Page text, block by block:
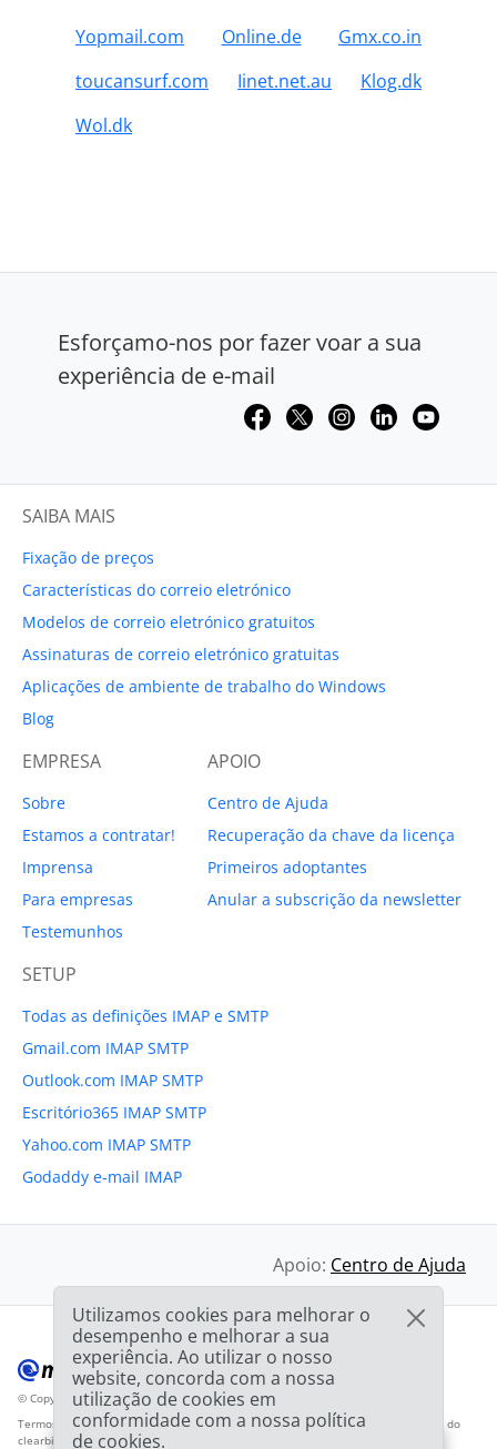
Yopmail.com Online.de
Gmx.co.in
toucansurf.com
Iinet.net.au
Klog.dk
Wol.dk
Esforçamo-nos por fazer voar a sua
experiência de e-mail
SAIBA MAIS
Fixação de preços
Características do correio eletrónico
Modelos de correio eletrónico gratuitos
Assinaturas de correio eletrónico gratuitas
Aplicações de ambiente de trabalho do Windows
Blog
EMPRESA
Sobre
Estamos a contratar!
Imprensa
Para empresas
Testemunhos
APOIO
Centro de Ajuda
Recuperação da chave da licença
Primeiros adoptantes
Anular a subscrição da newsletter
SETUP
Todas as definições IMAP e SMTP
Gmail.com IMAP SMTP
Outlook.com IMAP SMTP
Escritório365 IMAP SMTP
Yahoo.com IMAP SMTP
Godaddy e-mail IMAP
Apoio: Centro de Ajuda
© Copyright 2012-2026 Mailbird™Todos os direitos reservados.
Termos de Serviço Política de Privacidade Mapa do sítio Logotipo do fornecedor do
clearbit.com
Utilizamos cookies para melhorar o
desempenho e melhorar a sua
experiência. Ao utilizar o nosso
website, concorda com a nossa
utilização de cookies em
conformidade com a nossa política
de cookies.